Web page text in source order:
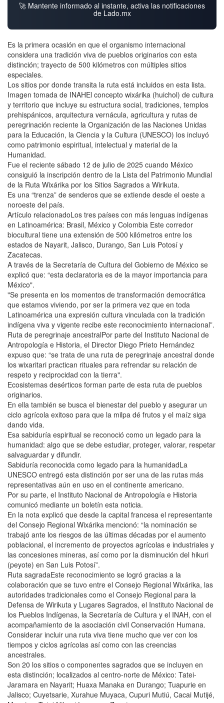
🚀 Mantente informado al instante, activa las notificaciones
de Lado.mx
Es la primera ocasión en que el organismo internacional
considera una tradición viva de pueblos originarios con esta
distinción; trayecto de 500 kilómetros con múltiples sitios
especiales.
Los sitios por donde transita la ruta está incluidos en esta lista.
Imagen tomada de INAHEl concepto wixárika (huichol) de cultura
y territorio que incluye su estructura social, tradiciones, templos
prehispánicos, arquitectura vernácula, agricultura y rutas de
peregrinación reciente la Organización de las Naciones Unidas
para la Educación, la Ciencia y la Cultura (UNESCO) los incluyó
como patrimonio espiritual, intelectual y material de la
Humanidad.
Fue el reciente sábado 12 de julio de 2025 cuando México
consiguió la inscripción dentro de la Lista del Patrimonio Mundial
de la Ruta Wixárika por los Sitios Sagrados a Wirikuta.
Es una “trenza” de senderos que se extiende desde el oeste a
noroeste del país.
Artículo relacionadoLos tres países con más lenguas indígenas
en Latinoamérica: Brasil, México y Colombia Este corredor
biocultural tiene una extensión de 500 kilómetros entre los
estados de Nayarit, Jalisco, Durango, San Luis Potosí y
Zacatecas.
A través de la Secretaría de Cultura del Gobierno de México se
explicó que: “esta declaratoria es de la mayor importancia para
México".
"Se presenta en los momentos de transformación democrática
que estamos viviendo, por ser la primera vez que en toda
Latinoamérica una expresión cultura vinculada con la tradición
indígena viva y vigente recibe este reconocimiento internacional”.
Ruta de peregrinaje ancestralPor parte del Instituto Nacional de
Antropología e Historia, el Director Diego Prieto Hernández
expuso que: “se trata de una ruta de peregrinaje ancestral donde
los wixaritari practican rituales para refrendar su relación de
respeto y reciprocidad con la tierra".
Ecosistemas desérticos forman parte de esta ruta de pueblos
originarios.
En ella también se busca el bienestar del pueblo y asegurar un
ciclo agrícola exitoso para que la milpa dé frutos y el maíz siga
dando vida.
Esa sabiduría espiritual se reconoció como un legado para la
humanidad: algo que se debe estudiar, proteger, valorar, respetar
salvaguardar y difundir.
Sabiduría reconocida como legado para la humanidadLa
UNESCO entregó esta distinción por ser una de las rutas más
representativas aún en uso en el continente americano.
Por su parte, el Instituto Nacional de Antropología e Historia
comunicó mediante un boletín esta noticia.
En la nota explicó que desde la capital francesa el representante
del Consejo Regional Wixárika mencionó: “la nominación se
trabajó ante los riesgos de las últimas décadas por el aumento
poblacional, el incremento de proyectos agrícolas e industriales y
las concesiones mineras, así como por la disminución del hikuri
(peyote) en San Luis Potosí”.
Ruta sagradaEste reconocimiento se logró gracias a la
colaboración que se tuvo entre el Consejo Regional Wixárika, las
autoridades tradicionales como el Consejo Regional para la
Defensa de Wirikuta y Lugares Sagrados, el Instituto Nacional de
los Pueblos Indígenas, la Secretaría de Cultura y el INAH, con el
acompañamiento de la asociación civil Conservación Humana.
Considerar incluir una ruta viva tiene mucho que ver con los
tiempos y ciclos agrícolas así como con las creencias
ancestrales.
Son 20 los sitios o componentes sagrados que se incluyen en
esta distinción; localizados al centro-norte de México: Tatei-
Jaramara en Nayarit; Huaxa Manaka en Durango; Tuapurie en
Jalisco; Cuyetsarie, Xurahue Muyaca, Cupuri Mutiú, Cacai Mutijé,